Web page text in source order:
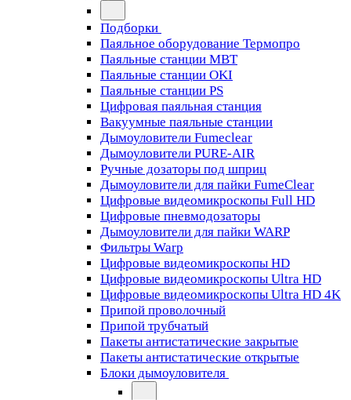
Подборки
Паяльное оборудование Термопро
Паяльные станции MBT
Паяльные станции OKI
Паяльные станции PS
Цифровая паяльная станция
Вакуумные паяльные станции
Дымоуловители Fumeclear
Дымоуловители PURE-AIR
Ручные дозаторы под шприц
Дымоуловители для пайки FumeClear
Цифровые видеомикроскопы Full HD
Цифровые пневмодозаторы
Дымоуловители для пайки WARP
Фильтры Warp
Цифровые видеомикроскопы HD
Цифровые видеомикроскопы Ultra HD
Цифровые видеомикроскопы Ultra HD 4K
Припой проволочный
Припой трубчатый
Пакеты антистатические закрытые
Пакеты антистатические открытые
Блоки дымоуловителя